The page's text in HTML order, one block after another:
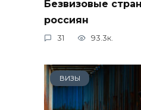
Безвизовые
россиян
31 93.3к.
ВИЗЫ